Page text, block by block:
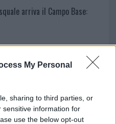
My Personal
sharing to third parties, or
sensitive information for
use the below opt-out
arriva il Campo Base:
il suo racconto
sul centro accoglienza
gravissimi”